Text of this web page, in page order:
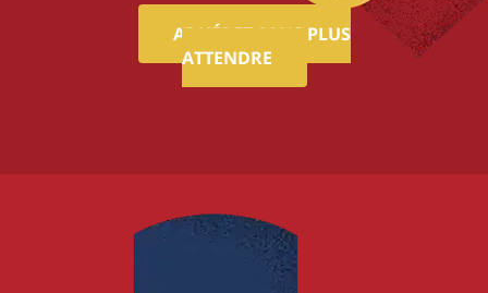
ADHÉREZ SANS PLUS
ATTENDRE